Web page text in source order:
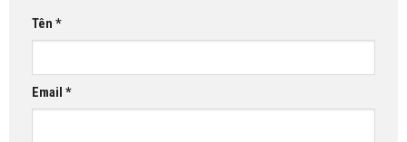
Tên *
Email *